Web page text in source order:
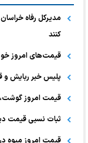
مدیرکل رفاه
کنند
قیمت‌های امروز
پلیس خبر ربایش و
قیمت امروز
ثبات نسبی قیمت
قیمت امروز میوه